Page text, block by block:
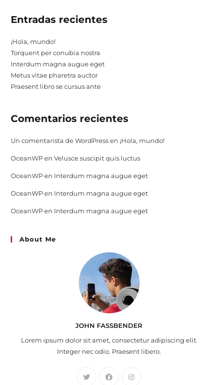
Entradas recientes
¡Hola, mundo!
Torquent per conubia nostra
Interdum magna augue eget
Metus vitae pharetra auctor
Praesent libro se cursus ante
Comentarios recientes
Un comentarista de WordPressen ¡Hola, mundo!
OceanWPenVelusce suscipit quis luctus
OceanWPen Interdum magna augue eget
OceanWPen Interdum magna augue eget
OceanWPen Interdum magna augue eget
About Me
JOHN FASSBENDER
Lorem ipsum dolor sit amet, consectetur adipiscing elit.
Integer nec odio. Praesent libero.